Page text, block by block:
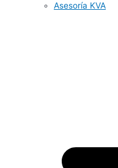
Asesoría KVA